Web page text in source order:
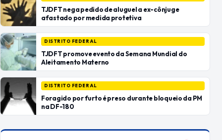
TJDFT nega pedido de aluguel a ex-cônjuge
afastado por medida protetiva
DISTRITO FEDERAL
TJDFT promove evento da Semana Mundial do
Aleitamento Materno
DISTRITO FEDERAL
Foragido por furto é preso durante bloqueio da PM
na DF-180